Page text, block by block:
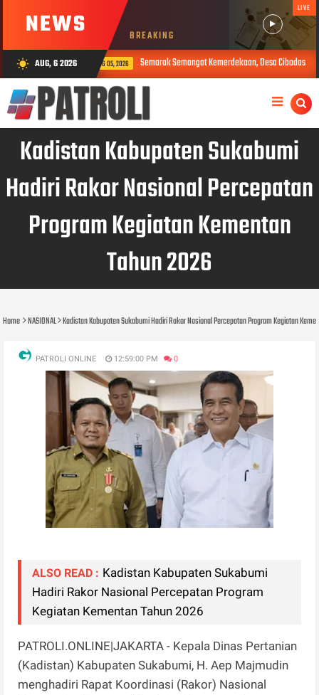
NEWS BREAKING
LIVE
wb_sunny AUG, 6 2026
AUG 05, 2026 Semarak Semangat Kemerdekaan, Desa Cibodas Gelar 11 Rangkaian Acara
Kadistan Kabupaten Sukabumi
Hadiri Rakor Nasional Percepatan
Program Kegiatan Kementan
Tahun 2026
Home NASIONAL Kadistan Kabupaten Sukabumi Hadiri Rakor Nasional Percepatan Program Kegiatan
PATROLI ONLINE 12:59:00 PM 0
ALSO READ : Kadistan Kabupaten Sukabumi
Hadiri Rakor Nasional Percepatan Program
Kegiatan Kementan Tahun 2026
PATROLI.ONLINE|JAKARTA - Kepala Dinas Pertanian
(Kadistan) Kabupaten Sukabumi, H. Aep Majmudin
menghadiri Rapat Koordinasi (Rakor) Nasional